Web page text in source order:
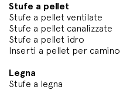
Stufe a pellet
Stufe a pellet ventilate
Stufe a pellet canalizzate
Stufe a pellet idro
Inserti a pellet per camino
Legna
Stufe a legna